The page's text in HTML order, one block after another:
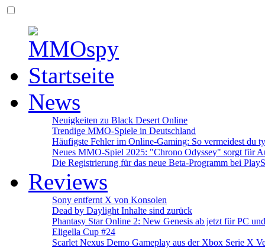
News
Neuigkeiten zu Black Desert Online
Trendige MMO-Spiele in Deutschland
Häufigste Fehler im Online-Gaming: So vermeidest du
Neues MMO-Spiel 2025: "Chrono Odyssey" sorgt für
Die Registrierung für das neue Beta-Programm bei
Reviews
Sony entfernt X von Konsolen
Dead by Daylight Inhalte sind zurück
Phantasy Star Online 2: New Genesis ab jetzt für PC
Eligella Cup #24
Scarlet Nexus Demo Gameplay aus der Xbox Serie X